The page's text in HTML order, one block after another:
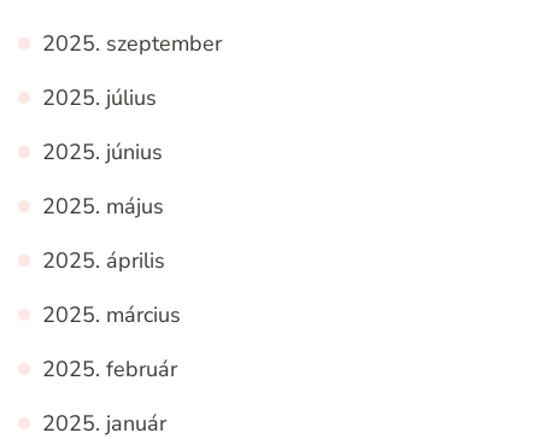
2025. szeptember
2025. július
2025. június
2025. május
2025. április
2025. március
2025. február
2025. január